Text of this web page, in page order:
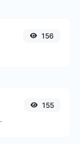
156
de texto.
155